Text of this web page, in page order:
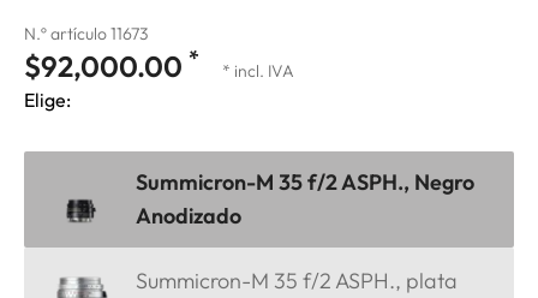
N.º artículo 11673
$92,000.00 * * incl. IVA
Elige:
Summicron-M 35 f/2 ASPH., Negro
Anodizado
Summicron-M 35 f/2 ASPH., plata